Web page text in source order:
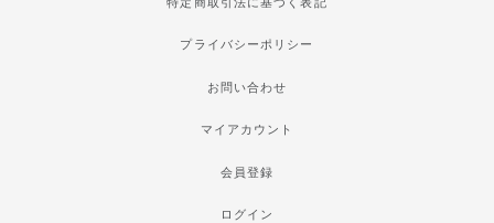
プライバシーポリシー
お問い合わせ
マイアカウント
会員登録
ログイン